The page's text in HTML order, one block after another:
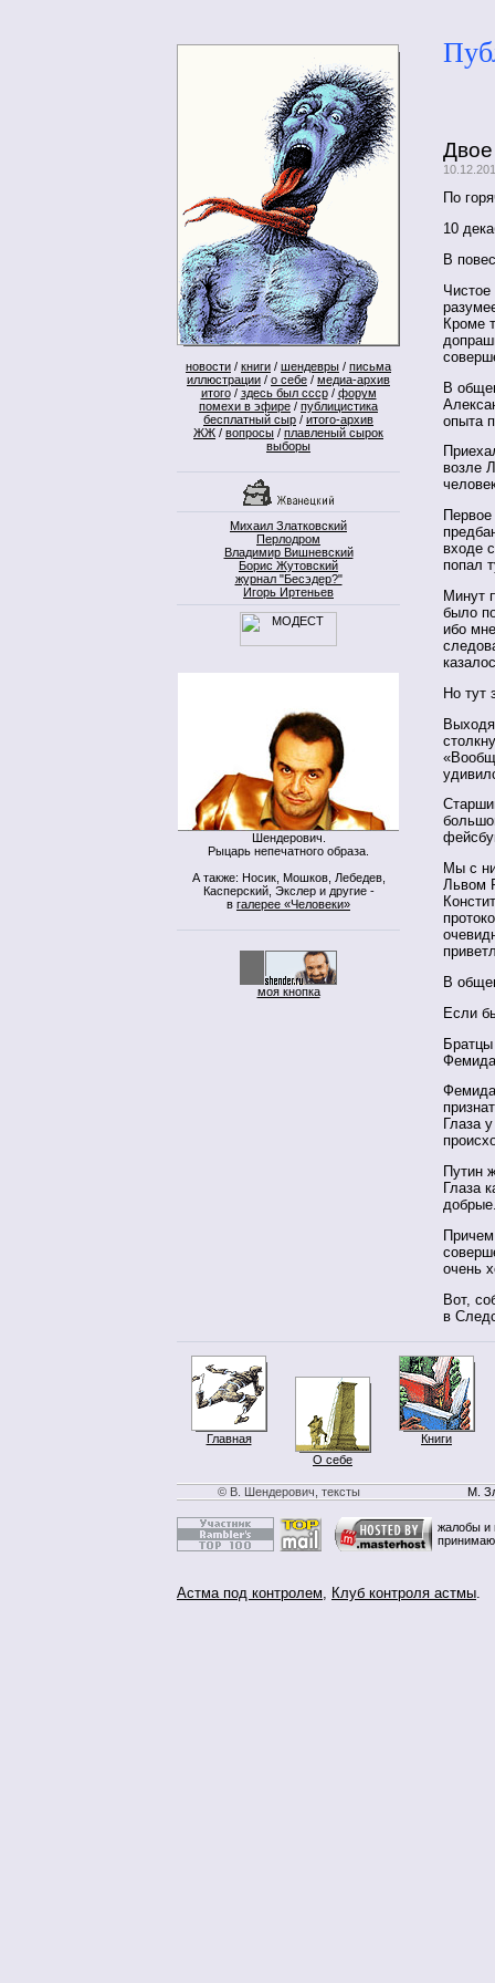
новости / книги / шендевры / письма
иллюстрации / о себе / медиа-архив
итого/ здесь был ссср/ форум
помехи в эфире / публицистика
бесплатный сыр / итого-архив
ЖЖ / вопросы / плавленый сырок
выборы
Михаил Златковский
Перлодром
Владимир Вишневский
Борис Жутовский
журнал "Бесэдер?"
Игорь Иртеньев
Шендерович.
Рыцарь непечатного образа.
А также: Носик, Мошков, Лебедев,
Касперский, Экслер и другие -
в галерее «Человеки»
моя кнопка
По
10
В
Кроме
В
опыта
возле
входе
попал
Минут
было
ибо
Но тут
Мы с
Львом
В
Если
Глаза
Путин
Глаза
очень
Вот,
в
Главная
О себе
Книги
© В. Шендерович, тексты М.
жалобы и
Астма под контролем, Клуб контроля астмы.